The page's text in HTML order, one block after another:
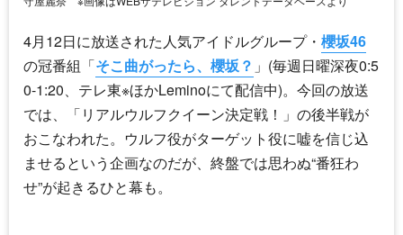
4月12日に放送された人気アイドルグループ・ 櫻坂46
の冠番組「そこ曲がったら、櫻坂？ 」(毎週日曜深夜0:5
0-1:20、テレ東※ほかLeminoにて配信中)。今回の放送
では、「リアルウルフクイーン決定戦！」の後半戦が
おこなわれた。ウルフ役がターゲット役に嘘を信じ込
ませるという企画なのだが、終盤では思わぬ“番狂わ
せ”が起きるひと幕も。